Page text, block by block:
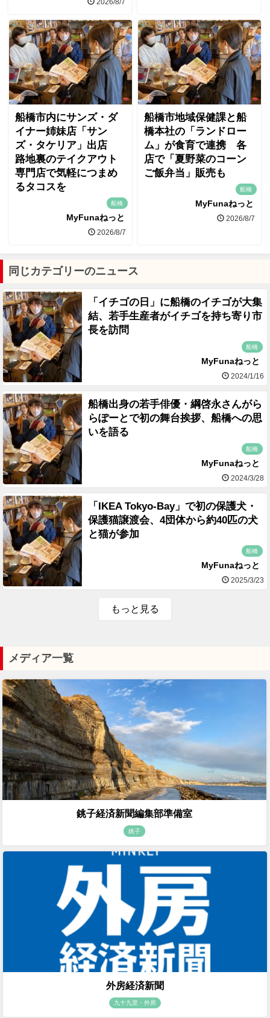
船橋市内にサンズ・ダ
イナー姉妹店「サン
ズ・タケリア」出店
路地裏のテイクアウト
専門店で気軽につまめ
るタコスを
船橋
MyFunaねっと
2026/8/7
船橋市地域保健課と船
橋本社の「ランドロー
ム」が食育で連携 各
店で「夏野菜のコーン
ご飯弁当」販売も
船橋
MyFunaねっと
2026/8/7
同じカテゴリーのニュース
「イチゴの日」に船橋のイチゴが大集
結、若手生産者がイチゴを持ち寄り市
長を訪問
船橋
MyFunaねっと
2024/1/16
船橋出身の若手俳優・綱啓永さんがら
らぽーとで初の舞台挨拶、船橋への思
いを語る
船橋
MyFunaねっと
2024/3/28
「IKEA Tokyo-Bay」で初の保護犬・
保護猫譲渡会、4団体から約40匹の犬
と猫が参加
船橋
MyFunaねっと
2025/3/23
もっと見る
メディア一覧
銚子経済新聞編集部準備室
銚子
外房経済新聞
九十九里・外房